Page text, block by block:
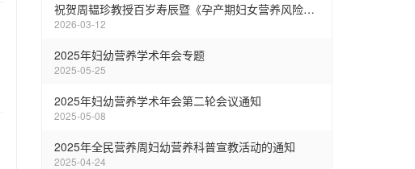
祝贺周韫珍教授百岁寿辰暨《孕产期妇女营养风险筛查标准》专家讨论会在武汉圆满召开
2026-03-12
2025年妇幼营养学术年会专题
2025-05-25
2025年妇幼营养学术年会第二轮会议通知
2025-05-08
2025年全民营养周妇幼营养科普宣教活动的通知
2025-04-24